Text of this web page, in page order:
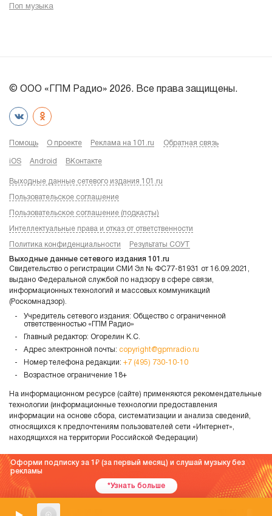
Поп музыка
© ООО «ГПМ Радио» 2026. Все права защищены.
Помощь О проекте Реклама на 101.ru Обратная связь
iOS Android ВКонтакте
Выходные данные сетевого издания 101.ru
Пользовательское соглашение
Пользовательское соглашение (подкасты)
Интеллектуальные права и отказ от ответственности
Политика конфиденциальности Результаты СОУТ
Выходные данные сетевого издания 101.ru
Свидетельство о регистрации СМИ Эл № ФС77-81931 от 16.09.2021,
выдано Федеральной службой по надзору в сфере связи,
информационных технологий и массовых коммуникаций
(Роскомнадзор).
Учредитель сетевого издания: Общество с ограниченной
ответственностью «ГПМ Радио»
Главный редактор: Огорелин К.С.
Адрес электронной почты: copyright@gpmradio.ru
Номер телефона редакции: +7 (495) 730-10-10
Возрастное ограничение 18+
На информационном ресурсе (сайте) применяются рекомендательные
технологии (информационные технологии предоставления
информации на основе сбора, систематизации и анализа сведений,
относящихся к предпочтениям пользователей сети «Интернет»,
находящихся на территории Российской Федерации)
Оформи подписку за 1
(за первый месяц) и слушай музыку без
рекламы
*Узнать больше